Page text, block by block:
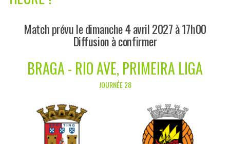
Match prévu le dimanche 4 avril 2027 à 17h00
Diffusion à confirmer
BRAGA - RIO AVE, PRIMEIRA LIGA
JOURNÉE 28